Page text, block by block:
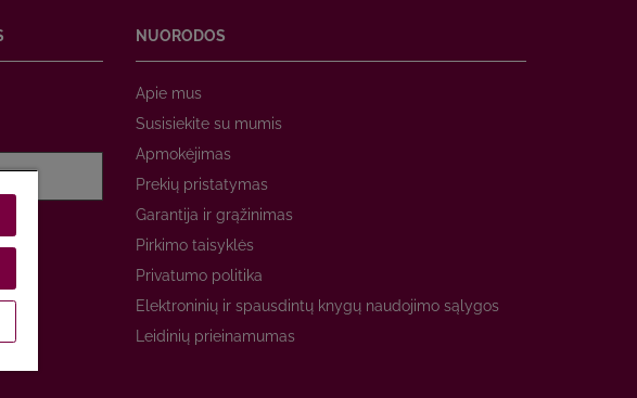
NUORODOS
Apie mus
Susisiekite su mumis
Apmokėjimas
Prekių pristatymas
Garantija ir grąžinimas
Pirkimo taisyklės
Privatumo politika
Elektroninių ir spausdintų knygų naudojimo sąlygos
Leidinių prieinamumas